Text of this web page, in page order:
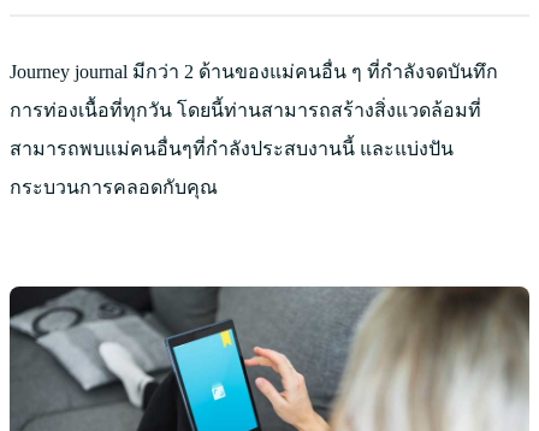
Journey journal มีกว่า 2 ด้านของแม่คนอื่น ๆ ที่กําลังจดบันทึก
การท่องเนื้อที่ทุกวัน โดยนี้ท่านสามารถสร้างสิ่งแวดล้อมที่
สามารถพบแม่คนอื่นๆที่กำลังประสบงานนี้ และแบ่งปัน
กระบวนการคลอดกับคุณ